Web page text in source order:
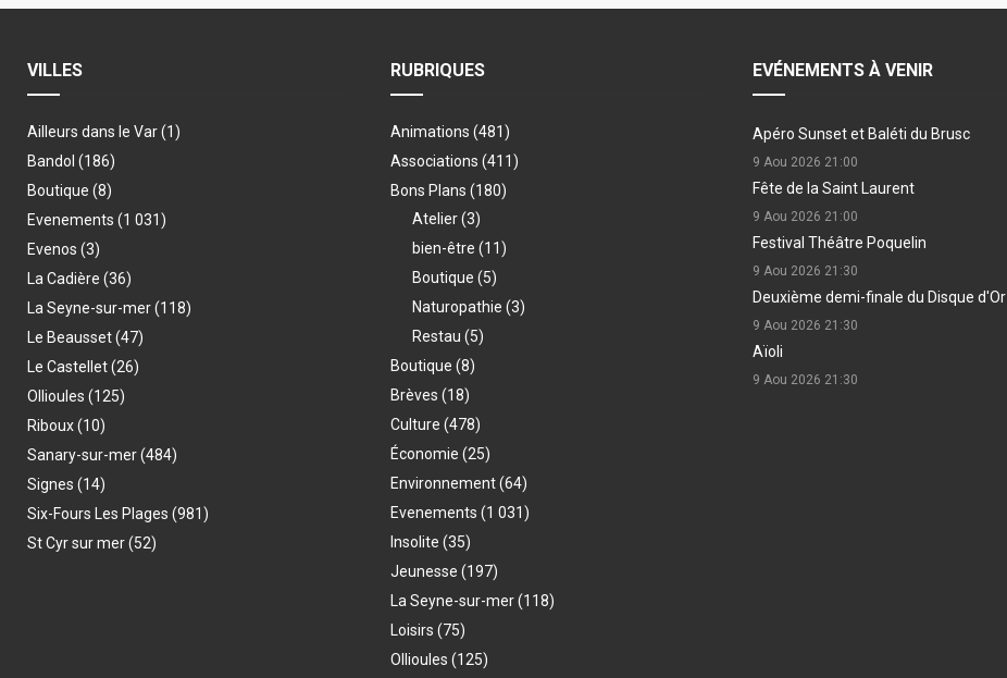
VILLES
Ailleurs dans le Var(1)
Bandol (186)
Boutique (8)
Evenements (1 031)
Evenos (3)
La Cadière (36)
La Seyne-sur-mer(118)
Le Beausset(47)
Le Castellet(26)
Ollioules (125)
Riboux(10)
Sanary-sur-mer(484)
Signes (14)
Six-Fours Les Plages (981)
St Cyr sur mer(52)
RUBRIQUES
Animations (481)
Associations (411)
Bons Plans (180)
Atelier(3)
bien-être (11)
Boutique (5)
Naturopathie (3)
Restau (5)
Boutique (8)
Brèves (18)
Culture (478)
Économie (25)
Environnement(64)
Evenements (1 031)
Insolite (35)
Jeunesse (197)
La Seyne-sur-mer(118)
Loisirs (75)
Ollioules (125)
EVÉNEMENTS À VENIR
Apéro Sunset et Baléti du Brusc
9 Aou 2026 21:00
Fête de la Saint Laurent
9 Aou 2026 21:00
Festival Théâtre Poquelin
9 Aou 2026 21:30
Deuxième demi-finale du Disque d'Or
9 Aou 2026 21:30
Aïoli
9 Aou 2026 21:30